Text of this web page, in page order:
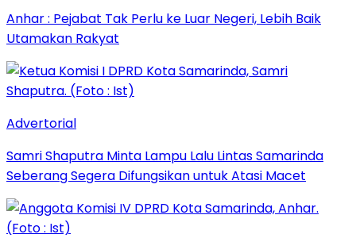
Anhar : Pejabat Tak Perlu ke Luar Negeri, Lebih Baik
Utamakan Rakyat
Advertorial
Samri Shaputra Minta Lampu Lalu Lintas Samarinda
Seberang Segera Difungsikan untuk Atasi Macet